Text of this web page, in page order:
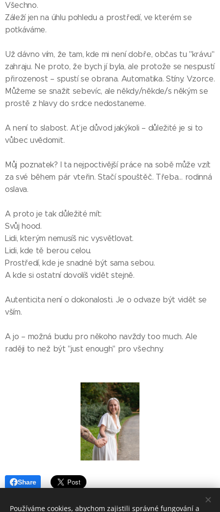
Všechno.
Záleží jen na úhlu pohledu a prostředí, ve kterém se
potkáváme.
Už dávno vím, že tam, kde mi není dobře, občas tu "krávu"
zahraju. Ne proto, že bych jí byla, ale protože se nespustí
přirozenost – spustí se obrana. Automatika. Stíny. Vzorce.
Můžeme se snažit sebevíc, ale někdy/někde/s někým se
prostě z hlavy do srdce nedostaneme.
A není to slabost. Ať je důvod jakýkoli – důležité je si to
vůbec uvědomit.
Můj poznatek? I ta nejpoctivější práce na sobě může vzít
za své během pár vteřin. Stačí spouštěč. Třeba… rodinná
oslava.
A proto je tak důležité mít:
Svůj hood.
Lidi, kterým nemusíš nic vysvětlovat.
Lidi, kde tě berou celou.
Prostředí, kde je snadné být sama sebou.
A kde si ostatní dovolíš vidět stejně.
Autenticita není o dokonalosti. Je o odvaze být vidět se
vším.
A jo – možná budu pro někoho navždy too much. Ale
raději to než být "just enough" pro všechny.
Share
Používáme cookies, abychom zajistili správné fungování a